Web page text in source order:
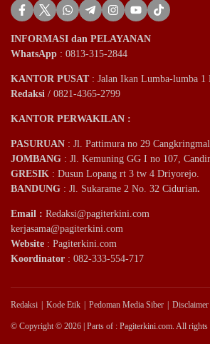
INFORMASI dan PELAYANAN
WhatsApp : 0813-315-2844
KANTOR PUSAT: Jalan Ikan Lumba-lumba 1
Redaksi / 0821-4365-2799
KANTOR PERWAKILAN :
PASURUAN : Jl. Pattimura no 29
JOMBANG : Jl. Kemuning GG I no 107,
GRESIK : Dusun Lopang rt 3 tw 4 Driyorejo.
BANDUNG : Jl. Sukarame 2 No. 32 Cidurian.
Email : Redaksi@pagiterkini.com
kerjasama@pagiterkini.com
Website : Pagiterkini.com
Koordinator : 082-333-554-717
Redaksi Kode Etik Pedoman Media Siber Disclaimer
© Copyright © 2026 | Parts of : Pagiterkini.com. All rights